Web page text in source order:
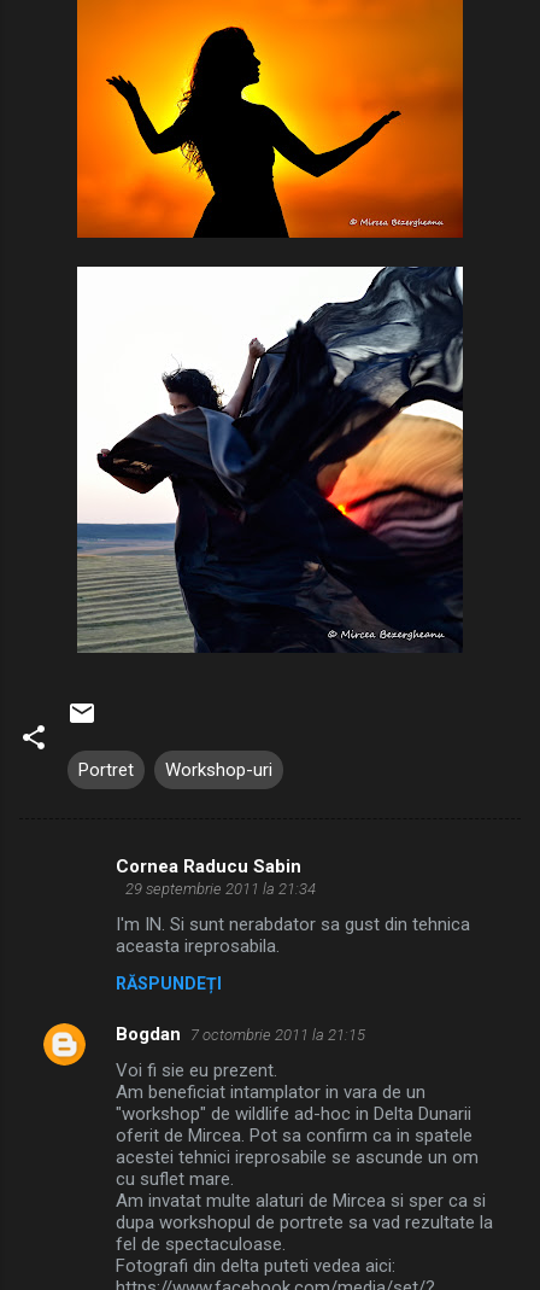
Portret Workshop-uri
t
Cornea Raducu Sabin
29 septembrie 2011 la 21:34
I'm IN. Si sunt nerabdator sa gust din tehnica
aceasta ireprosabila.
RĂSPUNDEȚI
Bogdan 7 octombrie 2011 la 21:15
Voi fi sie eu prezent.
Am beneficiat intamplator in vara de un
"workshop" de wildlife ad-hoc in Delta Dunarii
oferit de Mircea. Pot sa confirm ca in spatele
acestei tehnici ireprosabile se ascunde un om
cu suflet mare.
Am invatat multe alaturi de Mircea si sper ca si
dupa workshopul de portrete sa vad rezultate la
fel de spectaculoase.
Fotografi din delta puteti vedea aici: